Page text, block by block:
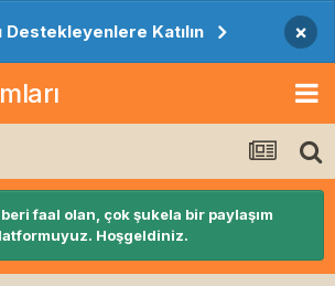
Destekleyenlere Katılın ×
faal olan, çok şukela bir paylaşım
Hoşgeldiniz.